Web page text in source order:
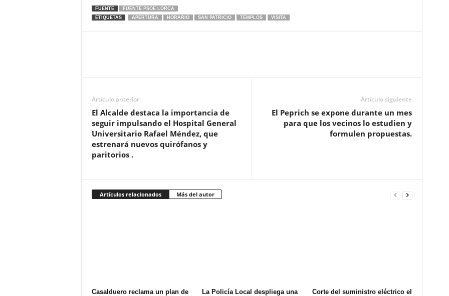
FUENTE
FUENTE PSOE LORCA
ETIQUETAS
APERTURA HORARIO SAN PATRICIO TEMPLOS VISITA
Artículo anterior
El Alcalde destaca la importancia de
seguir impulsando el Hospital General
Universitario Rafael Méndez, que
estrenará nuevos quirófanos y
paritorios .
Artículo siguiente
El Peprich se expone durante un mes
para que los vecinos lo estudien y
formulen propuestas.
Artículos relacionados Más del autor
Casalduero reclama un plan de
La Policía Local despliega una
Corte del suministro eléctrico el